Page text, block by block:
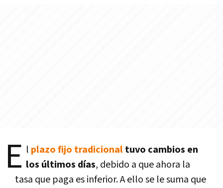
E l plazo fijo tradicionaltuvo cambios en
los últimos días, debido a que ahora la
tasa que paga es inferior. A ello se le suma que